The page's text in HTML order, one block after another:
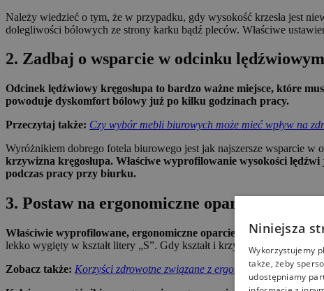
Należy wiedzieć o tym, że w przypadku, gdy wysokość krzesła jest
dolegliwości bólowych ze strony karku bądź pleców. Właściwe
2. Zadbaj o wsparcie w odcinku lędźwiowym
Odcinek lędźwiowy kręgosłupa to bardzo ważne miejsce, które
powoduje dyskomfort bólowy już po kilku godzinach pracy.
Przeczytaj także: Czy wybór mebli biurowych może mieć wpływ na
Wyróżnikiem dobrego fotela biurowego jest jak najszersze wsparcie
krzywizna kręgosłupa. Właściwe wyprofilowanie wysokości
podczas pracy przy biurku.
3. Postaw na ergonomiczne oparcie
Właściwie wyprofilowane, ergonomiczne oparcie, to cecha
lekko wygięty w kształt litery „S”. Gdy kształt i krzywizna oparcia są
Zobacz także: Korzyści zdrowotne związane z ergonomicznymi
Niniejsza
Wykorzystujemy
także, żeby
udostępniamy